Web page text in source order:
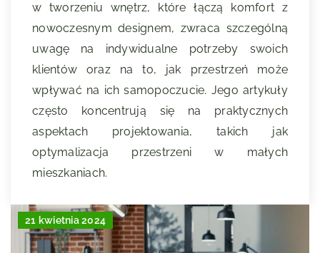
w tworzeniu wnętrz, które łączą komfort z
nowoczesnym designem, zwraca szczególną
uwagę na indywidualne potrzeby swoich
klientów oraz na to, jak przestrzeń może
wpływać na ich samopoczucie. Jego artykuły
często koncentrują się na praktycznych
aspektach projektowania, takich jak
optymalizacja przestrzeni w małych
mieszkaniach.
21 kwietnia 2024